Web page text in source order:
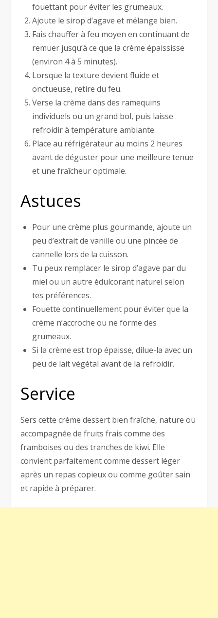
fouettant pour éviter les grumeaux.
Ajoute le sirop d’agave et mélange bien.
Fais chauffer à feu moyen en continuant de
remuer jusqu’à ce que la crème épaississe
(environ 4 à 5 minutes).
Lorsque la texture devient fluide et
onctueuse, retire du feu.
Verse la crème dans des ramequins
individuels ou un grand bol, puis laisse
refroidir à température ambiante.
Place au réfrigérateur au moins 2 heures
avant de déguster pour une meilleure tenue
et une fraîcheur optimale.
Astuces
Pour une crème plus gourmande, ajoute un
peu d’extrait de vanille ou une pincée de
cannelle lors de la cuisson.
Tu peux remplacer le sirop d’agave par du
miel ou un autre édulcorant naturel selon
tes préférences.
Fouette continuellement pour éviter que la
crème n’accroche ou ne forme des
grumeaux.
Si la crème est trop épaisse, dilue-la avec un
peu de lait végétal avant de la refroidir.
Service
Sers cette crème dessert bien fraîche, nature ou
accompagnée de fruits frais comme des
framboises ou des tranches de kiwi. Elle
convient parfaitement comme dessert léger
après un repas copieux ou comme goûter sain
et rapide à préparer.